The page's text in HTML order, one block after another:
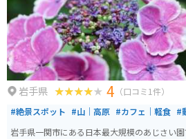
ます。また、周辺には道の駅厳美渓や温泉施
ことができます。
岩手県 4 （口コミ1件）
#絶景スポット #山｜高原 #カフェ｜軽食 #
岩手県一関市にある日本最大規模のあじさい